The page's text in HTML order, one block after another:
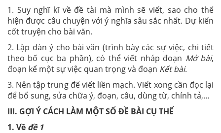
1. Suy nghĩ kĩ về đề tài mà mình sẽ viết, sao cho thể
hiện được câu chuyện với ý nghĩa sâu sắc nhất. Dự kiến
cốt truyện cho bài văn.
2. Lập dàn ý cho bài văn (trình bày các sự việc, chi tiết
theo bố cục ba phần), có thể viết nháp đoạn Mở bài,
đoạn kể một sự việc quan trọng và đoạn Kết bài.
3. Nên tập trung để viết liền mạch. Viết xong cần đọc lại
để bổ sung, sửa chữa ý, đoạn, câu, dùng từ, chính tả,…
III. GỢI Ý CÁCH LÀM MỘT SỐ ĐỀ BÀI CỤ THỂ
1. Về đề 1